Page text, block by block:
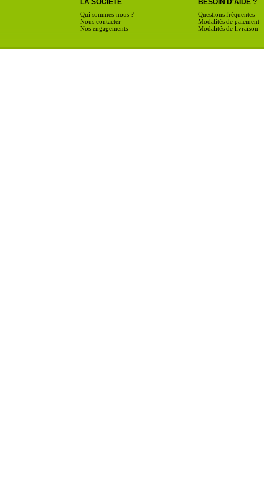
LA SOCIÉTÉ
Qui sommes-nous ?
Nous contacter
Nos engagements
BESOIN D'AIDE ?
Questions fréquentes
Modalités de paiement
Modalités de livraison